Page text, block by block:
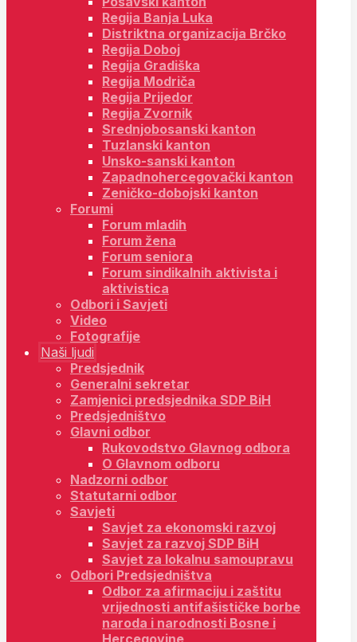
Regija Banja Luka
Distriktna organizacija Brčko
Regija Doboj
Regija Gradiška
Regija Modriča
Regija Prijedor
Regija Zvornik
Srednjobosanski kanton
Tuzlanski kanton
Unsko-sanski kanton
Zapadnohercegovački kanton
Zeničko-dobojski kanton
Forumi
Forum mladih
Forum žena
Forum seniora
Forum sindikalnih aktivista i
aktivistica
Odbori i Savjeti
Video
Fotografije
Naši ljudi
Predsjednik
Generalni sekretar
Zamjenici predsjednika SDP BiH
Predsjedništvo
Glavni odbor
Rukovodstvo Glavnog odbora
O Glavnom odboru
Nadzorni odbor
Statutarni odbor
Savjeti
Savjet za ekonomski razvoj
Savjet za razvoj SDP BiH
Savjet za lokalnu samoupravu
Odbori Predsjedništva
Odbor za afirmaciju i zaštitu
vrijednosti antifašističke borbe
naroda i narodnosti Bosne i
Hercegovine